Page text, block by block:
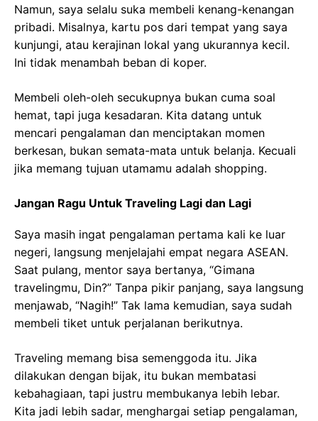
Namun, saya selalu suka membeli kenang-kenangan
pribadi. Misalnya, kartu pos dari tempat yang saya
kunjungi, atau kerajinan lokal yang ukurannya kecil.
Ini tidak menambah beban di koper.
Membeli oleh-oleh secukupnya bukan cuma soal
hemat, tapi juga kesadaran. Kita datang untuk
mencari pengalaman dan menciptakan momen
berkesan, bukan semata-mata untuk belanja. Kecuali
jika memang tujuan utamamu adalah shopping.
Jangan Ragu Untuk Traveling Lagi dan Lagi
Saya masih ingat pengalaman pertama kali ke luar
negeri, langsung menjelajahi empat negara ASEAN.
Saat pulang, mentor saya bertanya, “Gimana
travelingmu, Din?” Tanpa pikir panjang, saya langsung
menjawab, “Nagih!” Tak lama kemudian, saya sudah
membeli tiket untuk perjalanan berikutnya.
Traveling memang bisa semenggoda itu. Jika
dilakukan dengan bijak, itu bukan membatasi
kebahagiaan, tapi justru membukanya lebih lebar.
Kita jadi lebih sadar, menghargai setiap pengalaman,